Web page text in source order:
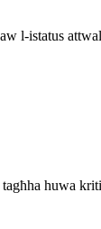
l-istatus
huwa